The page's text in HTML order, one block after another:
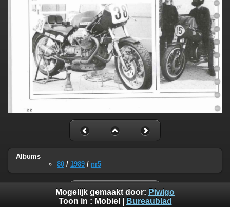
Albums
80 / 1989 / nr5
Mogelijk gemaakt door: Piwigo
Toon in : Mobiel Bureaublad